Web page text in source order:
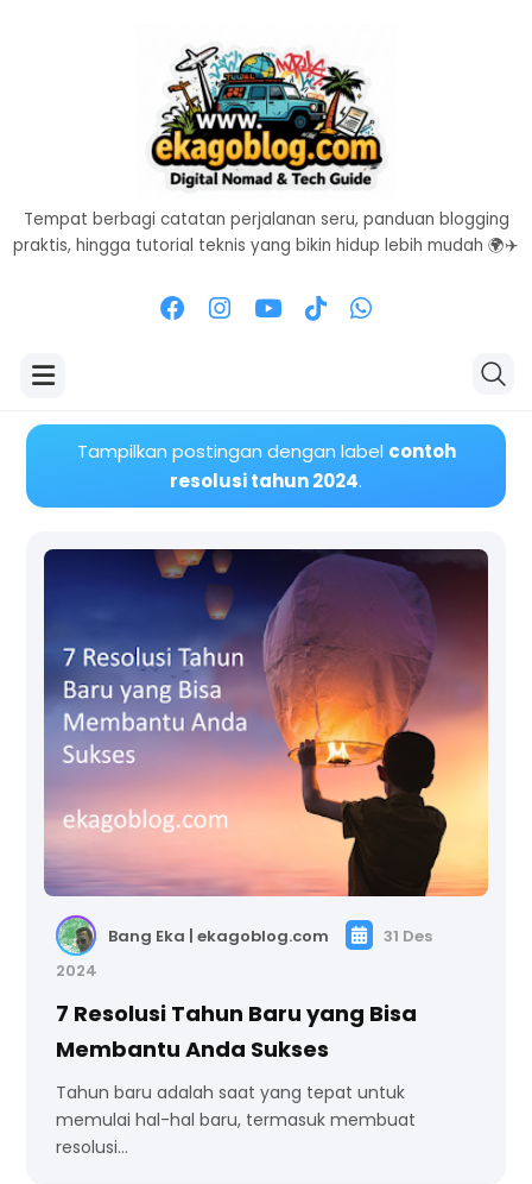
Tempat berbagi catatan perjalanan seru, panduan blogging
praktis, hingga tutorial teknis yang bikin hidup lebih mudah 🌍✈️
Tampilkan postingan dengan label contoh
resolusi tahun 2024.
Bang Eka | ekagoblog.com
31 Des
2024
7 Resolusi Tahun Baru yang Bisa
Membantu Anda Sukses
Tahun baru adalah saat yang tepat untuk
memulai hal-hal baru, termasuk membuat
resolusi…